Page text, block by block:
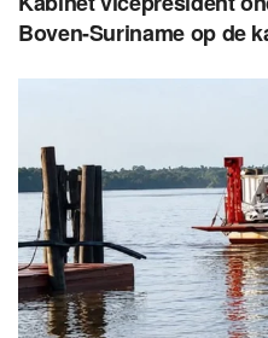
Boven-Suriname op de